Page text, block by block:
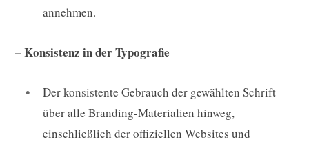
annehmen.
– Konsistenz in der Typografie
Der konsistente Gebrauch der gewählten Schrift
über alle Branding-Materialien hinweg,
einschließlich der offiziellen Websites und